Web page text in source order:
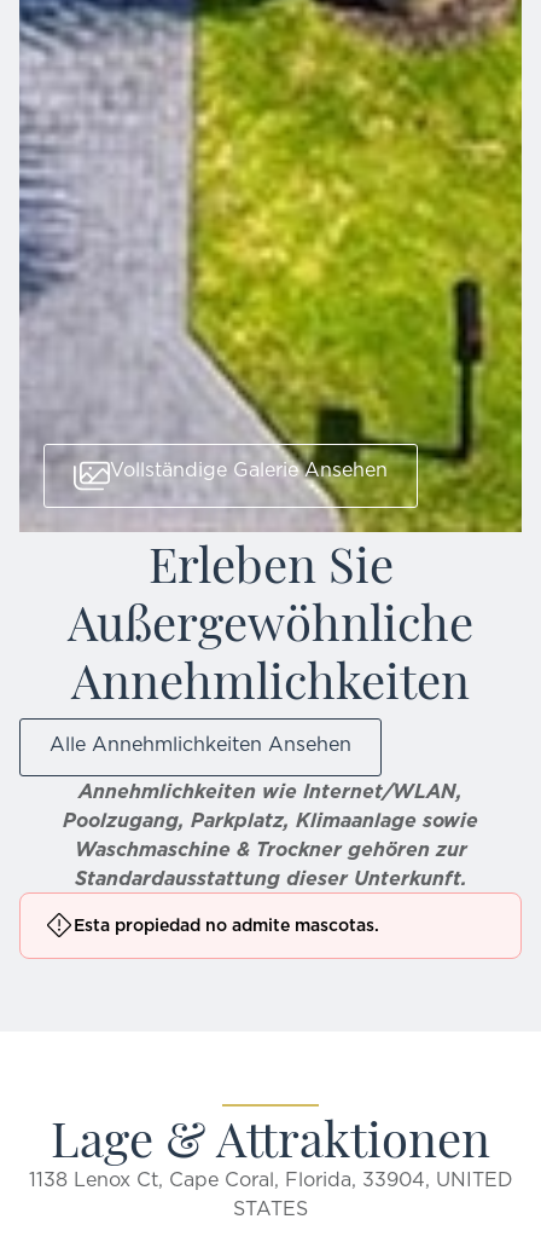
Vollständige Galerie Ansehen
Erleben Sie
Außergewöhnliche
Annehmlichkeiten
Alle Annehmlichkeiten Ansehen
Annehmlichkeiten wie Internet/WLAN,
Poolzugang, Parkplatz, Klimaanlage sowie
Waschmaschine & Trockner gehören zur
Standardausstattung dieser Unterkunft.
Esta propiedad no admite mascotas.
Lage & Attraktionen
1138 Lenox Ct, Cape Coral, Florida, 33904, UNITED
STATES